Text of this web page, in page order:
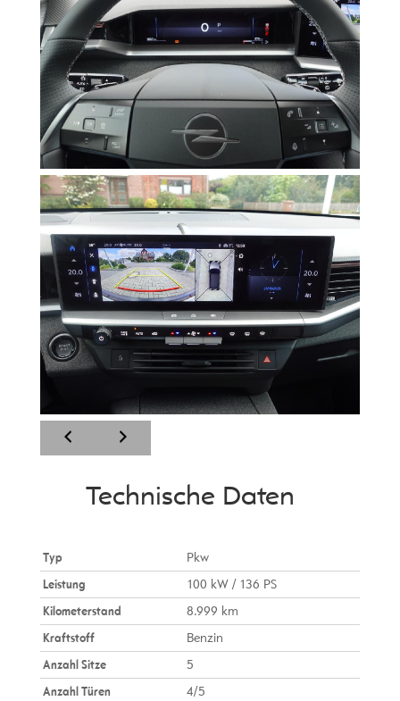
Technische Daten
Typ
Pkw
Leistung
100 kW / 136 PS
Kilometerstand
8.999 km
Kraftstoff
Benzin
Anzahl Sitze
5
Anzahl Türen
4/5